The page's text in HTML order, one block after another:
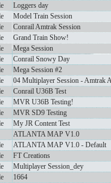
Loggers day
Model Train Session
Conrail Amtrak Session
Grand Train Show!
Mega Session
Conrail Snowy Day
Mega Session #2
04 Multiplayer Session - Amtrak
Conrail U36B Test
MVR U36B Testing!
MVR SD9 Testing
My JR Content Test
ATLANTA MAP V1.0
ATLANTA MAP V1.0 - Default
FT Creations
Multiplayer Session_dey
1664